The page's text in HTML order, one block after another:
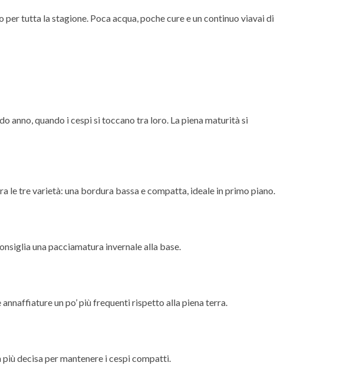
tutta la stagione. Poca acqua, poche cure e un continuo viavai di
anno, quando i cespi si toccano tra loro. La piena maturità si
le tre varietà: una bordura bassa e compatta, ideale in primo piano.
una pacciamatura invernale alla base.
un po’ più frequenti rispetto alla piena terra.
decisa per mantenere i cespi compatti.